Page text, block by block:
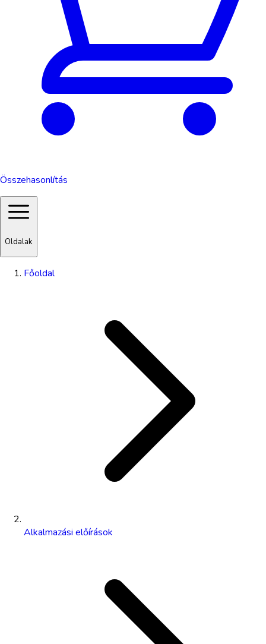
Összehasonlítás
Oldalak
Főoldal
Alkalmazási előírások